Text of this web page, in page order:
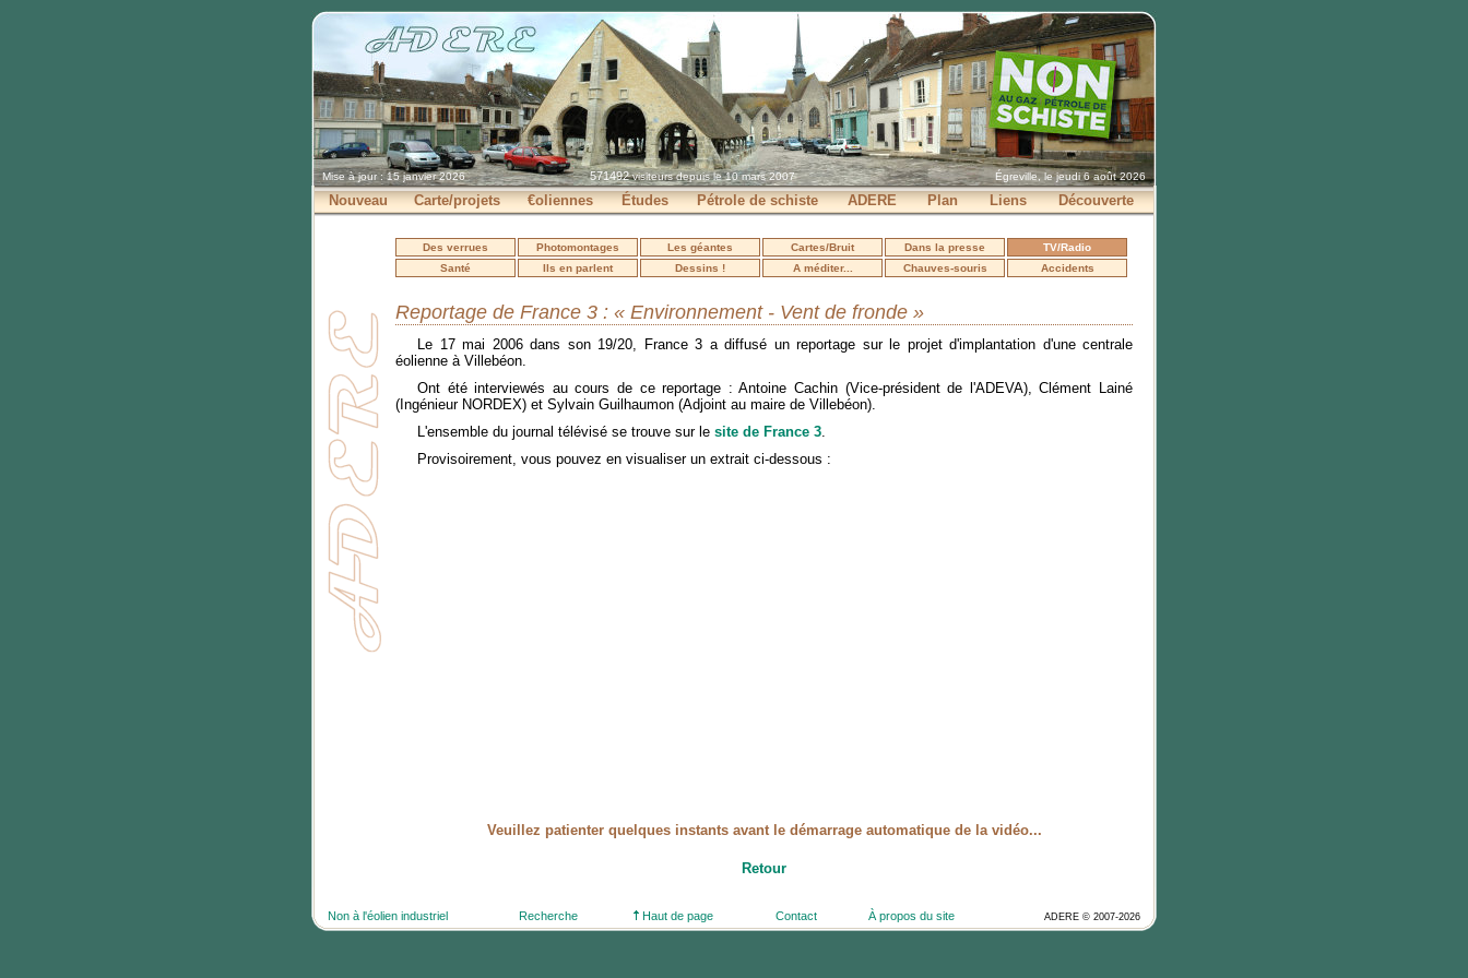
Mise à jour : 15 janvier 2026 571492visiteurs depuis le 10 mars 2007 Égreville, le jeudi 6 août 2026
Nouveau Carte/projets €oliennes Études Pétrole de schiste ADERE Plan Liens Découverte
Des verrues Photomontages Les géantes Cartes/Bruit Dans la presse
TV/Radio
Santé
Ils en parlent Dessins ! A méditer... Chauves-souris Accidents
Reportage de France 3 : « Environnement - Vent de fronde »
Le 17 mai 2006 dans son 19/20, France 3 a diffusé un reportage sur le projet d'implantation d'une centrale
éolienne à Villebéon.
Ont été interviewés au cours de ce reportage : Antoine Cachin (Vice-président de l'ADEVA), Clément Lainé
(Ingénieur NORDEX) et Sylvain Guilhaumon (Adjoint au maire de Villebéon).
L'ensemble du journal télévisé se trouve sur le site de France 3.
Provisoirement, vous pouvez en visualiser un extrait ci-dessous :
Veuillez patienter quelques instants avant le démarrage automatique de la vidéo...
Retour
Non à l'éolien industriel Haut de page
Recherche Contact À propos du site ADERE © 2007-2026